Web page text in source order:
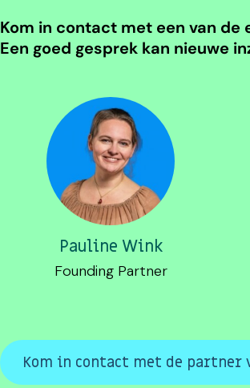
Kom in contact met een van de
Een goed gesprek kan nieuwe
Pauline Wink
Founding Partner
Kom in contact met de partner